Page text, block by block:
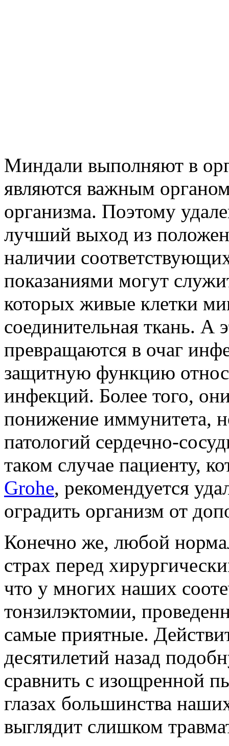
Миндали выполняют в
являются важным
организма. Поэтому
лучший выход из
наличии
показаниями могут
которых живые клетки
соединительная ткань. А
превращаются в очаг
защитную функцию
инфекций. Более того,
понижение иммунитета,
патологий сердечно-
таком случае пациенту,
Grohe, рекомендуется
оградить организм от
Конечно же, любой
страх перед
что у многих наших
тонзилэктомии,
самые приятные.
десятилетий назад
сравнить с изощренной
глазах большинства
выглядит слишком